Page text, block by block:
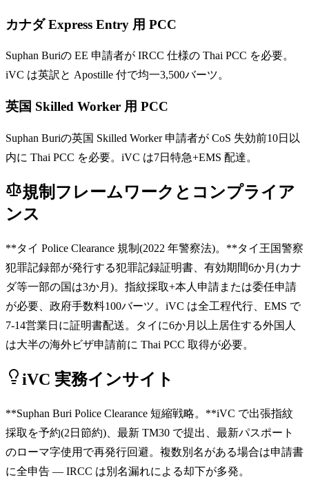
カナダ Express Entry 用 PCC
Suphan Buriの EE 申請者が IRCC 仕様の Thai PCC を必要。
iVC は英訳と Apostille 付で均一3,500バーツ。
英国 Skilled Worker 用 PCC
Suphan Buriの英国 Skilled Worker 申請者が CoS 失効前10日以
内に Thai PCC を必要。iVC は7日特急+EMS 配達。
規制フレームワークとコンプライア
ンス
**タイ Police Clearance 規制(2022 年警察法)。**タイ王国警察
犯罪記録部が発行する犯罪記録証明書、有効期間6か月(カナ
ダ等一部の国は3か月)。指紋採取+本人申請または委任申請
が必要、政府手数料100バーツ。iVC は全工程代行、EMS で
7-14営業日に証明書配送。タイに6か月以上居住する外国人
は大半の海外ビザ申請前に Thai PCC 取得が必要。
iVC 実務インサイト
**Suphan Buri Police Clearance 短縮戦略。**iVC で出張指紋
採取を予約(2日節約)、最新 TM30 で提出、最新パスポート
のローマ字使用で再発行回避。複数別名がある場合は申請書
に全申告 — IRCC は別名漏れによる却下が多発。